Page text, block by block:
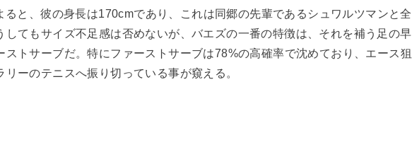
ると、彼の身長は170cmであり、これは同郷の先輩であるシュワルツマンと全
してもサイズ不足感は否めないが、バエズの一番の特徴は、それを補う足の早
ストサーブだ。特にファーストサーブは78%の高確率で沈めており、エース狙
リーのテニスへ振り切っている事が窺える。